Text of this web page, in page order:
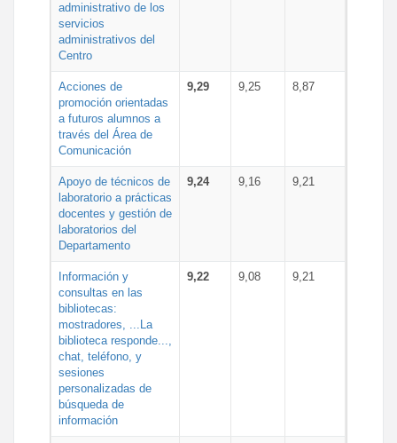
administrativo de los
servicios
administrativos del
Centro
Acciones de
promoción orientadas
a futuros alumnos a
través del Área de
Comunicación
9,29 9,25 8,87
Apoyo de técnicos de
laboratorio a prácticas
docentes y gestión de
laboratorios del
Departamento
9,24 9,16 9,21
Información y
consultas en las
bibliotecas:
mostradores, ...La
biblioteca responde...,
chat, teléfono, y
sesiones
personalizadas de
búsqueda de
información
9,22 9,08 9,21